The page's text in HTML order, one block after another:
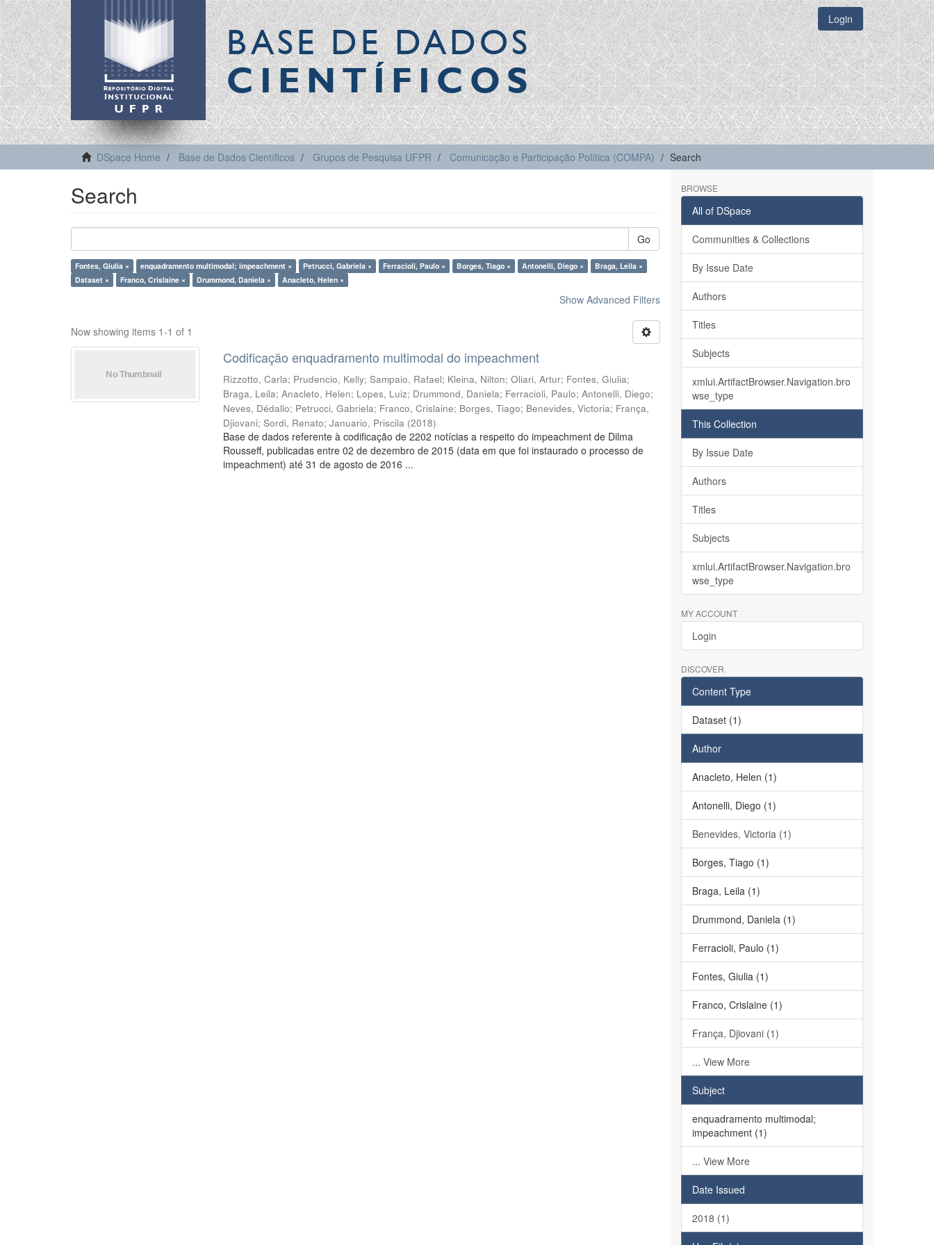
BASE DE DADOS
CIENTÍFICOS
Login
DSpace Home Base de Dados Científicos Grupos de Pesquisa UFPR Comunicação e Participação Política (COMPA) Search
Search
Go
Fontes, Giulia × enquadramento multimodal; impeachment × Petrucci, Gabriela × Ferracioli, Paulo × Borges, Tiago × Antonelli, Diego ×
Braga, Leila ×
Dataset ×
Franco, Crislaine × Drummond, Daniela × Anacleto, Helen ×
Show Advanced Filters
Now showing items 1-1 of 1
Codificação enquadramento multimodal do impeachment
Rizzotto, Carla; Prudencio, Kelly;Sampaio, Rafael; Kleina, Nilton;Oliari, Artur; Fontes, Giulia;
Braga, Leila;Anacleto, Helen; Lopes, Luiz; Drummond, Daniela; Ferracioli, Paulo;Antonelli, Diego;
Neves, Dédallo; Petrucci, Gabriela; Franco, Crislaine; Borges, Tiago; Benevides, Victoria; França,
Djiovani;Sordi, Renato;Januario, Priscila (2018)
Base de dados referente à codificação de 2202 notícias a respeito do impeachment de Dilma
Rousseff, publicadas entre 02 de dezembro de 2015 (data em que foi instaurado o processo de
impeachment) até 31 de agosto de 2016 ...
BROWSE
All of DSpace
Communities & Collections
By Issue Date
Authors
Titles
Subjects
xmlui.ArtifactBrowser.Navigation.bro
wse_type
This Collection
By Issue Date
Authors
Titles
Subjects
xmlui.ArtifactBrowser.Navigation.bro
wse_type
MY ACCOUNT
Login
DISCOVER
Content Type
Dataset (1)
Author
Anacleto, Helen (1)
Antonelli, Diego (1)
Benevides, Victoria (1)
Borges, Tiago (1)
Braga, Leila (1)
Drummond, Daniela (1)
Ferracioli, Paulo (1)
Fontes, Giulia (1)
Franco, Crislaine (1)
França, Djiovani (1)
... View More
Subject
enquadramento multimodal;
impeachment (1)
... View More
Date Issued
2018 (1)